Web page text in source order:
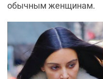
обычным женщинам.